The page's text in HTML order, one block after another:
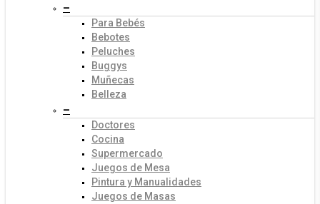
–
Para Bebés
Bebotes
Peluches
Buggys
Muñecas
Belleza
–
Doctores
Cocina
Supermercado
Juegos de Mesa
Pintura y Manualidades
Juegos de Masas